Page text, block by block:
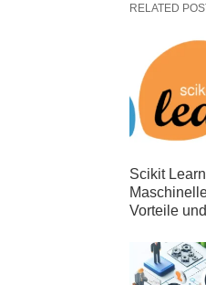
RELATED
Scikit
Vorteile